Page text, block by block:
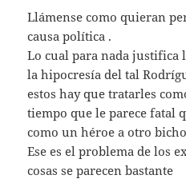
Llámense como quieran
causa política .
Lo cual para nada justifica
la hipocresía del tal
estos hay que tratarles
tiempo que le parece fatal
como un héroe a otro
Ese es el problema de los
cosas se parecen bastante